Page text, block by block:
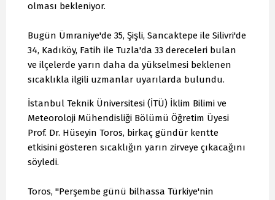
olması bekleniyor.
Bugün Ümraniye'de 35, Şişli, Sancaktepe ile Silivri'de
34, Kadıköy, Fatih ile Tuzla'da 33 dereceleri bulan
ve ilçelerde yarın daha da yükselmesi beklenen
sıcaklıkla ilgili uzmanlar uyarılarda bulundu.
İstanbul Teknik Üniversitesi (İTÜ) İklim Bilimi ve
Meteoroloji Mühendisliği Bölümü Öğretim Üyesi
Prof. Dr. Hüseyin Toros, birkaç gündür kentte
etkisini gösteren sıcaklığın yarın zirveye çıkacağını
söyledi.
Toros, "Perşembe günü bilhassa Türkiye'nin